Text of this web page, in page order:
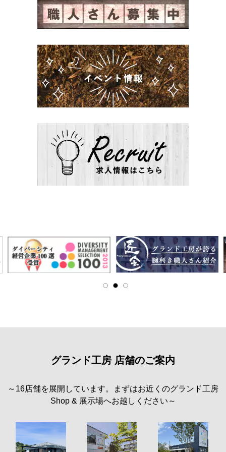
グランド工房 店舗のご案内
～16店舗を展開しています。まずはお近くのグランド工房
Shop & 展示場へお越しください～